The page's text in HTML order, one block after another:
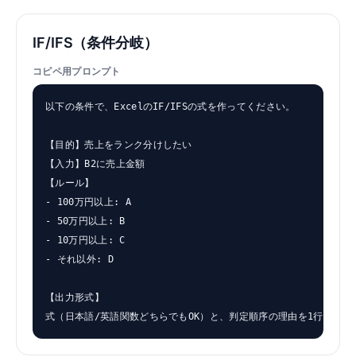
IF/IFS（条件分岐）
コピペ用プロンプト
以下の条件で、ExcelのIF/IFSの式を作ってください。
【目的】売上をランク分けしたい
【入力】B2に売上金額
【ルール】
- 100万円以上: A
- 50万円以上: B
- 10万円以上: C
- それ以外: D
【出力形式】
式（日本語/英語関数どちらでもOK）と、判定順序の理由を1行で。